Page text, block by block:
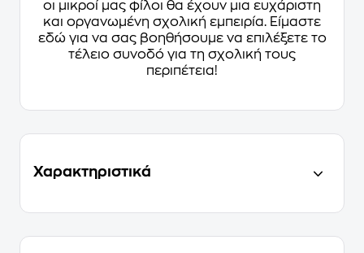
οι μικροί μας φίλοι θα έχουν μια ευχάριστη
και οργανωμένη σχολική εμπειρία. Είμαστε
εδώ για να σας βοηθήσουμε να επιλέξετε το
τέλειο συνοδό για τη σχολική τους
περιπέτεια!
Χαρακτηριστικά